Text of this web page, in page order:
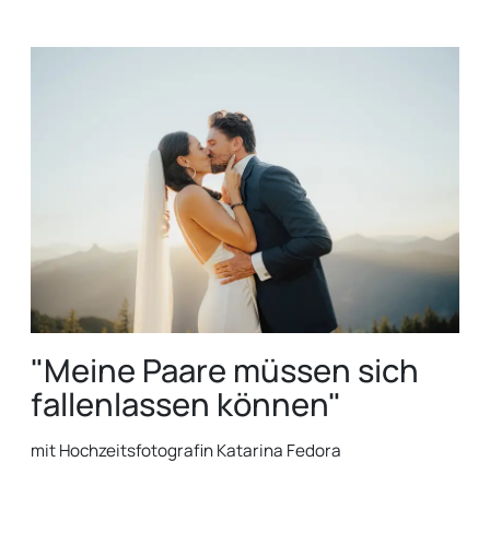
"Meine Paare müssen sich
fallenlassen können"
mit Hochzeitsfotografin Katarina Fedora